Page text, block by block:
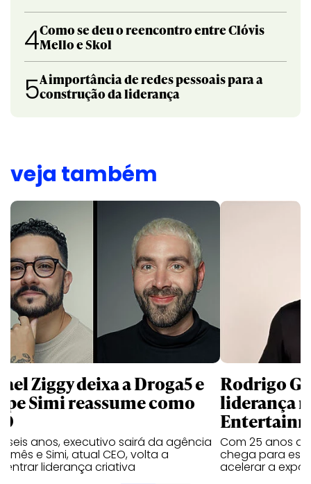
4Como se deu o reencontro entre Clóvis
Mello e Skol
5A importância de redes pessoais para a
construção da liderança
veja também
Ziggy deixa a Droga5 e
Simi reassume como
seis anos, executivo sairá da agência
mês e Simi, atual CEO, volta a
liderança criativa
Rodrigo
liderança
Com 25 anos
chega para
acelerar a